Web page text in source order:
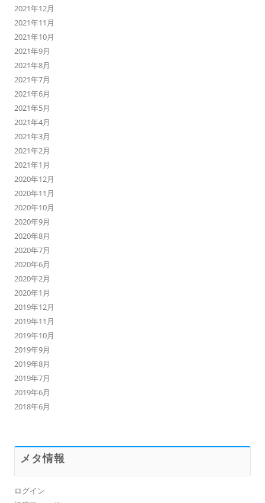
2021年12月
2021年11月
2021年10月
2021年9月
2021年8月
2021年7月
2021年6月
2021年5月
2021年4月
2021年3月
2021年2月
2021年1月
2020年12月
2020年11月
2020年10月
2020年9月
2020年8月
2020年7月
2020年6月
2020年2月
2020年1月
2019年12月
2019年11月
2019年10月
2019年9月
2019年8月
2019年7月
2019年6月
2018年6月
メタ情報
ログイン